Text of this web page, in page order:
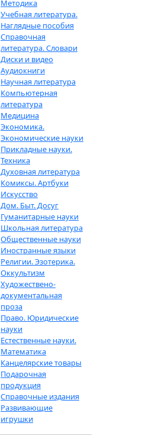
Методика
Учебная литература.
Наглядные пособия
Справочная
литература. Словари
Диски и видео
Аудиокниги
Научная литература
Компьютерная
литература
Медицина
Экономика.
Экономические науки
Прикладные науки.
Техника
Духовная литература
Комиксы. Артбуки
Искусство
Дом. Быт. Досуг
Гуманитарные науки
Школьная литература
Общественные науки
Иностранные языки
Религии. Эзотерика.
Оккультизм
Художествено-
документальная
проза
Право. Юридические
науки
Естественные науки.
Математика
Канцелярские товары
Подарочная
продукция
Справочные издания
Развивающие
игрушки